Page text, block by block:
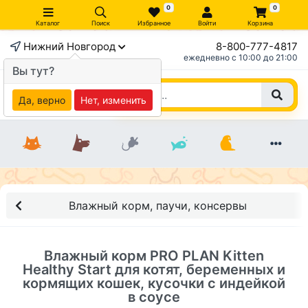
Каталог Поиск
0
Избранное Войти
0
Корзина
Нижний Новгород 8-800-777-4817
ежедневно c 10:00 до 21:00
Влажный корм, паучи, консервы
Влажный корм PRO PLAN Kitten
Healthy Start для котят, беременных и
кормящих кошек, кусочки с индейкой
в соусе
×
Вы тут?
Да, верно Нет, изменить